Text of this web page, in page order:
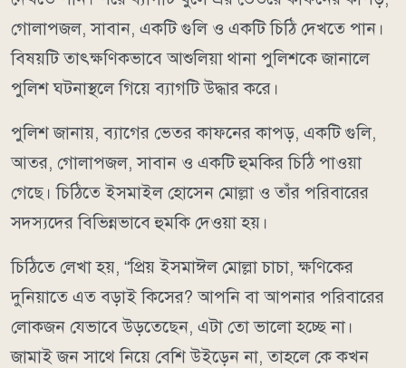
গোলাপজল, সাবান, একটি গুলি ও একটি চিঠি দেখতে পান।
বিষয়টি তাৎক্ষণিকভাবে আশুলিয়া থানা পুলিশকে জানালে
পুলিশ ঘটনাস্থলে গিয়ে ব্যাগটি উদ্ধার করে।
পুলিশ জানায়, ব্যাগের ভেতর কাফনের কাপড়, একটি গুলি,
আতর, গোলাপজল, সাবান ও একটি হুমকির চিঠি পাওয়া
গেছে। চিঠিতে ইসমাইল হোসেন মোল্লা ও তাঁর পরিবারের
সদস্যদের বিভিন্নভাবে হুমকি দেওয়া হয়।
চিঠিতে লেখা হয়, “প্রিয় ইসমাঈল মোল্লা চাচা, ক্ষণিকের
দুনিয়াতে এত বড়াই কিসের? আপনি বা আপনার পরিবারের
লোকজন যেভাবে উড়তেছেন, এটা তো ভালো হচ্ছে না।
জামাই জন সাথে নিয়ে বেশি উইড়েন না, তাহলে কে কখন